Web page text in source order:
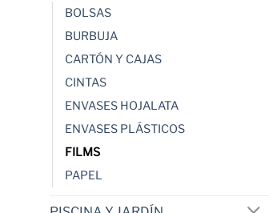
BOLSAS
BURBUJA
CARTÓN Y CAJAS
CINTAS
ENVASES HOJALATA
ENVASES PLÁSTICOS
FILMS
PAPEL